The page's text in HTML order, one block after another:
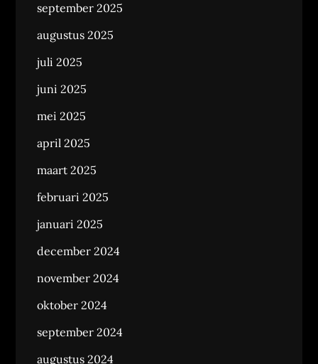
september 2025
augustus 2025
juli 2025
juni 2025
mei 2025
april 2025
maart 2025
februari 2025
januari 2025
december 2024
november 2024
oktober 2024
september 2024
augustus 2024